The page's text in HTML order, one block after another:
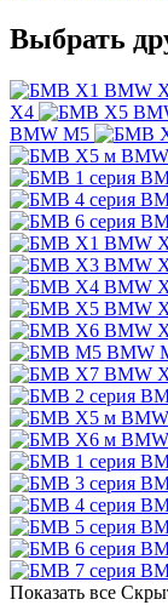
Выбрать
BMW
X4
BMW M5
BMW
BMW
BMW
BMW
BMW
BMW
BMW
Показать все